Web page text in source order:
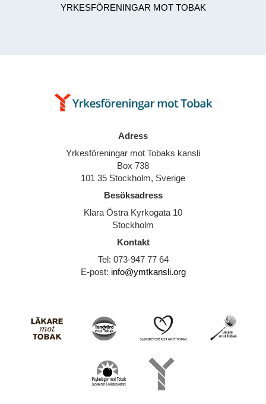
YRKESFÖRENINGAR MOT TOBAK
Adress
Yrkesföreningar mot Tobaks kansli
Box 738
101 35 Stockholm, Sverige
Besöksadress
Klara Östra Kyrkogata 10
Stockholm
Kontakt
Tel: 073-947 77 64
E-post: info@ymtkansli.org